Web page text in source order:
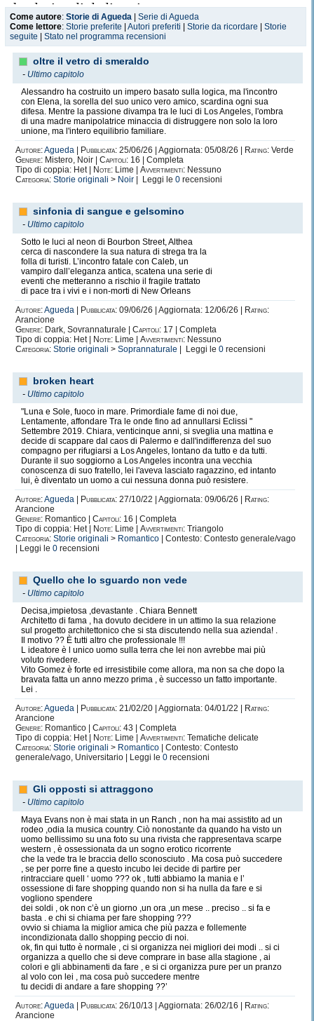
ha deciso di dedicarsi
alla scrittura , ma questa cosa è nata per puro
scazzo
leggendo dei romanzetti rosa , mentre si godeva
il sole in spiaggia .
Le sue prime Fan Fiction , sono nate o meglio
buttate giù
durante un estate calda e incondizionata
Come autore: Storie di Agueda
Serie di Agueda
Come lettore: Storie preferite Autori preferiti Storie da ricordare
Storie
seguite
Stato nel programma recensioni
oltre il vetro di smeraldo
- Ultimo capitolo
Alessandro ha costruito un impero basato sulla logica, ma l'incontro
con Elena, la sorella del suo unico vero amico, scardina ogni sua
difesa. Mentre la passione divampa tra le luci di Los Angeles, l'ombra
di una madre manipolatrice minaccia di distruggere non solo la loro
unione, ma l'intero equilibrio familiare.
Autore:Agueda Pubblicata: 25/06/26 | Aggiornata: 05/08/26 | Rating: Verde
Genere: Mistero, Noir | Capitoli: 16 | Completa
Tipo di coppia: Het |
Note: Lime | Avvertimenti: Nessuno
Categoria: Storie originali > Noir | Leggi le 0 recensioni
sinfonia di sangue e gelsomino
- Ultimo capitolo
Sotto le luci al neon di Bourbon Street, Althea
cerca di nascondere la sua natura di strega tra la
folla di turisti. L’incontro fatale con Caleb, un
vampiro dall’eleganza antica, scatena una serie di
eventi che metteranno a rischio il fragile trattato
di pace tra i vivi e i non-morti di New Orleans
Autore:Agueda Pubblicata: 09/06/26 | Aggiornata: 12/06/26 |
Rating:
Arancione
Genere: Dark, Sovrannaturale | Capitoli: 17 | Completa
Tipo di coppia: Het |
Note: Lime | Avvertimenti: Nessuno
Categoria: Storie originali > Soprannaturale | Leggi le 0 recensioni
broken heart
- Ultimo capitolo
"Luna e Sole, fuoco in mare. Primordiale fame di noi due,
Lentamente, affondare Tra le onde fino ad annullarsi Eclissi "
Settembre 2019. Chiara, venticinque anni, si sveglia una mattina e
decide di scappare dal caos di Palermo e dall'indifferenza del suo
compagno per rifugiarsi a Los Angeles, lontano da tutto e da tutti.
Durante il suo soggiorno a Los Angeles incontra una vecchia
conoscenza di suo fratello, lei l'aveva lasciato ragazzino, ed intanto
lui, è diventato un uomo a cui nessuna donna può resistere.
Autore:Agueda Pubblicata: 27/10/22 | Aggiornata: 09/06/26 |
Rating:
Arancione
Genere: Romantico | Capitoli: 16 | Completa
Tipo di coppia: Het |
Note: Lime | Avvertimenti: Triangolo
Categoria: Storie originali > Romantico | Contesto: Contesto generale/vago
| Leggi le 0 recensioni
Quello che lo sguardo non vede
- Ultimo capitolo
Decisa,impietosa ,devastante . Chiara Bennett
Architetto di fama , ha dovuto decidere in un attimo la sua relazione
sul progetto architettonico che si sta discutendo nella sua azienda! .
Il motivo ?? È tutti altro che professionale !!!
L ideatore è l unico uomo sulla terra che lei non avrebbe mai più
voluto rivedere.
Vito Gomez è forte ed irresistibile come allora, ma non sa che dopo la
bravata fatta un anno mezzo prima , è successo un fatto importante.
Lei .
Autore:Agueda Pubblicata: 21/02/20 | Aggiornata: 04/01/22 |
Rating:
Arancione
Genere: Romantico | Capitoli: 43 | Completa
Tipo di coppia: Het |
Note: Lime | Avvertimenti: Tematiche delicate
Categoria: Storie originali > Romantico | Contesto: Contesto
generale/vago, Universitario | Leggi le 0 recensioni
Gli opposti si attraggono
- Ultimo capitolo
Maya Evans non è mai stata in un Ranch , non ha mai assistito ad un
rodeo ,odia la musica country. Ciò nonostante da quando ha visto un
uomo bellissimo su una foto su una rivista che rappresentava scarpe
western , è ossessionata da un sogno erotico ricorrente
che la vede tra le braccia dello sconosciuto . Ma cosa può succedere
, se per porre fine a questo incubo lei decide di partire per
rintracciare quell ‘ uomo ??? ok , tutti abbiamo la mania e l’
ossessione di fare shopping quando non si ha nulla da fare e si
vogliono spendere
dei soldi , ok non c’è un giorno ,un ora ,un mese .. preciso .. si fa e
basta . e chi si chiama per fare shopping ???
ovvio si chiama la miglior amica che più pazza e follemente
incondizionata dallo shopping peccio di noi.
ok, fin qui tutto è normale , ci si organizza nei migliori dei modi .. si ci
organizza a quello che si deve comprare in base alla stagione , ai
colori e gli abbinamenti da fare , e si ci organizza pure per un pranzo
al volo con lei , ma cosa può succedere mentre
tu decidi di andare a fare shopping ??’
Autore:Agueda Pubblicata: 26/10/13 | Aggiornata: 26/02/16 |
Rating:
Arancione